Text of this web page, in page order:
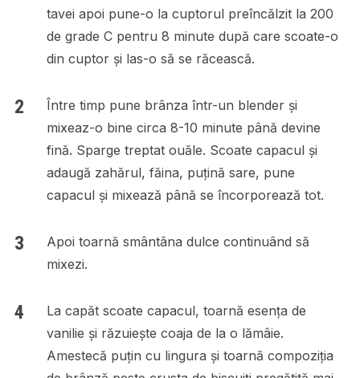
tavei apoi pune-o la cuptorul preîncălzit la 200
de grade C pentru 8 minute după care scoate-o
din cuptor și las-o să se răcească.
Între timp pune brânza într-un blender și
mixeaz-o bine circa 8-10 minute până devine
fină. Sparge treptat ouăle. Scoate capacul și
adaugă zahărul, făina, puțină sare, pune
capacul și mixează până se încorporează tot.
Apoi toarnă smântâna dulce continuând să
mixezi.
La capăt scoate capacul, toarnă esența de
vanilie și răzuiește coaja de la o lămâie.
Amestecă puțin cu lingura și toarnă compoziția